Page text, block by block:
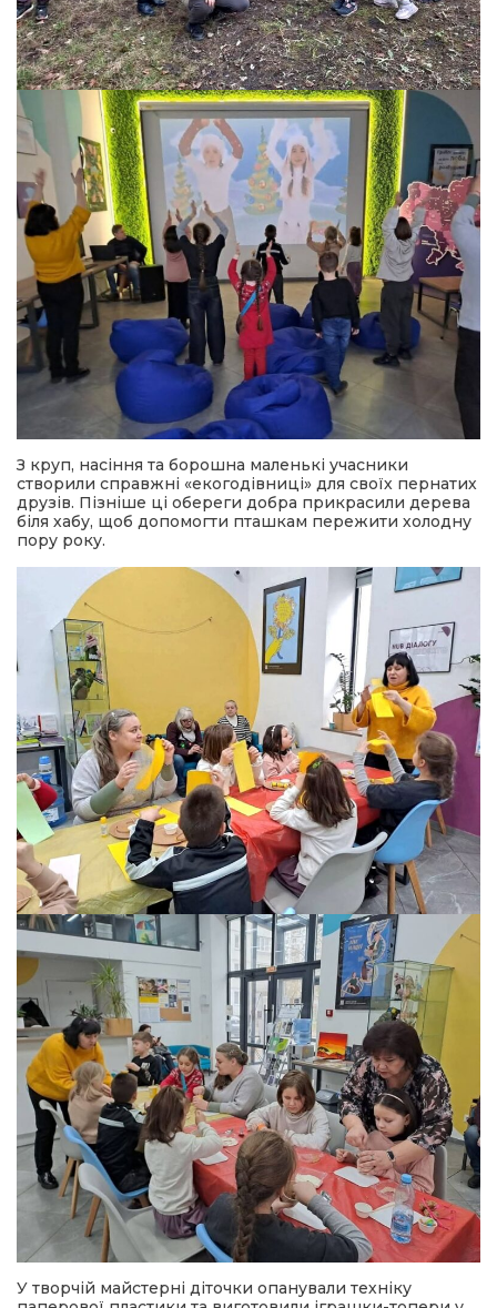
З круп, насіння та борошна маленькі учасники
створили справжні «екогодівниці» для своїх пернатих
друзів. Пізніше ці обереги добра прикрасили дерева
біля хабу, щоб допомогти пташкам пережити холодну
пору року.
У творчій майстерні діточки опанували техніку